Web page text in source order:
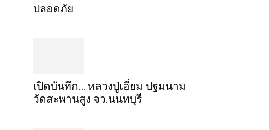
ปลอดภัย​
เปิดบันทึก… หลวงปู่เอี่ยม ​ปฐม​นาม​
วัดสะพานสูง​ จว.นนทบุรี